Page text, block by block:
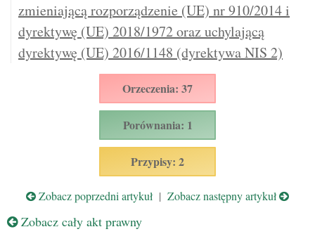
zmieniającą rozporządzenie (UE) nr 910/2014 i
dyrektywę (UE) 2018/1972 oraz uchylającą
dyrektywę (UE) 2016/1148 (dyrektywa NIS 2)
Orzeczenia: 37
Porównania: 1
Przypisy: 2
Zobacz poprzedni artykuł | Zobacz następny artykuł
Zobacz cały akt prawny